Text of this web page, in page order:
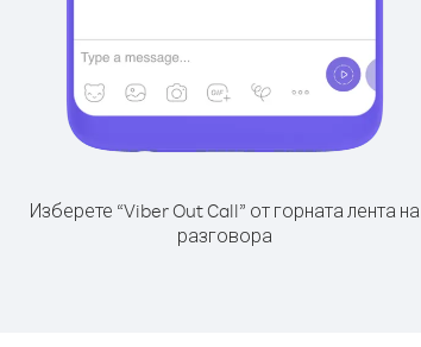
Изберете “Viber Out Call” от горната лента на
разговора